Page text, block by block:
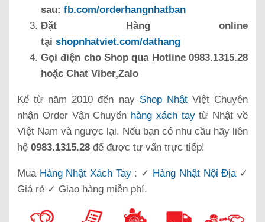
sau: fb.com/orderhangnhatban
Đặt Hàng online
tại shopnhatviet.com/dathang
Gọi điện cho Shop qua Hotline 0983.1315.28
hoặc Chat Viber,Zalo
Kể từ năm 2010 đến nay Shop NhậtViệt Chuyên
nhận Order Vận Chuyển hàng xách taytừ Nhật về
Việt Nam và ngược lại. Nếu bạn có nhu cầu hãy liên
hệ 0983.1315.28 để được tư vấn trực tiếp!
Mua Hàng Nhật Xách Tay: ✓ Hàng Nhật Nội Địa✓
Giá rẻ ✓ Giao hàng miễn phí.